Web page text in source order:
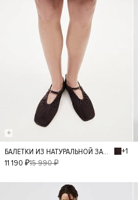
36
39 40
БАЛЕТКИ ИЗ НАТУРАЛЬНОЙ ЗАМШИ
+1
11 190 ₽15 990 ₽